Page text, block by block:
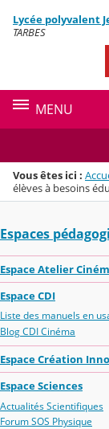
Menu de la
Contenu
Lycée polyvalent
TARBES
MENU
Vous êtes ici :
élèves à besoins
Espaces
Espace Atelier
Espace CDI
Liste des manuels en
Blog CDI Cinéma
Espace Création
Espace Sciences
Actualités Scientifiques
Forum SOS Physique